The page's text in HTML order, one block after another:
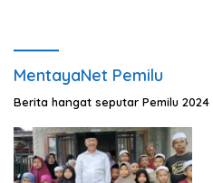
MentayaNet Pemilu
Berita hangat seputar Pemilu 2024